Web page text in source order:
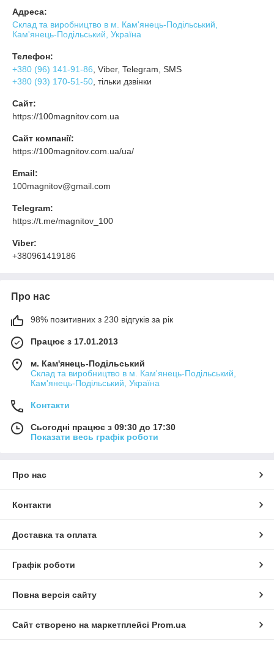
Адреса:
Склад та виробництво в м. Кам'янець-Подільський,
Кам'янець-Подільський, Україна
Телефон:
+380 (96) 141-91-86 , Viber, Telegram, SMS
+380 (93) 170-51-50 , тільки дзвінки
Сайт:
https://100magnitov.com.ua
Сайт компанії:
https://100magnitov.com.ua/ua/
Email:
100magnitov@gmail.com
Telegram:
https://t.me/magnitov_100
Viber:
+380961419186
Про нас
98% позитивних з 230 відгуків за рік
Працює з 17.01.2013
м. Кам'янець-Подільський
Склад та виробництво в м. Кам'янець-Подільський,
Кам'янець-Подільський, Україна
Контакти
Сьогодні працює з 09:30 до 17:30
Показати весь графік роботи
Про нас
Контакти
Доставка та оплата
Графік роботи
Повна версія сайту
Сайт створено на маркетплейсі Prom.ua